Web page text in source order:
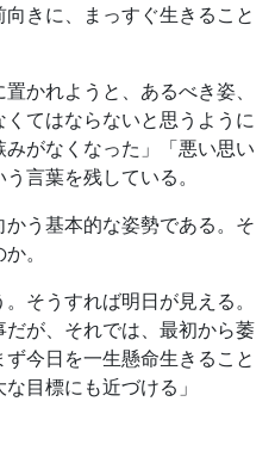
きに、まっすぐ生きること
かれようと、あるべき姿、
てはならないと思うように
がなくなった」「悪い思い
言葉を残している。
う基本的な姿勢である。そ
。
そうすれば明日が見える。
が、それでは、最初から萎
今日を一生懸命生きること
目標にも近づける」